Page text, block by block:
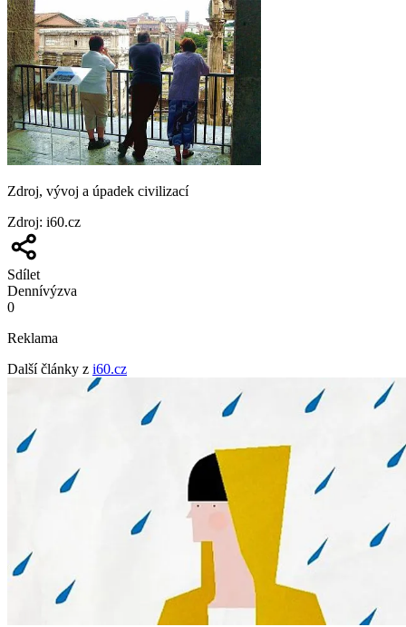
Zdroj, vývoj a úpadek civilizací
Zdroj: i60.cz
Sdílet
Dennívýzva
0
Reklama
Další články z i60.cz